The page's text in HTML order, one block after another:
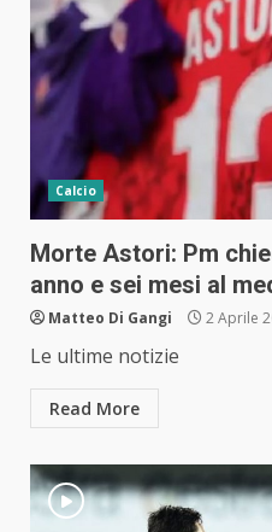
Calcio
Morte Astori: Pm
anno e sei mesi al
Matteo Di Gangi 2 Aprile
Le ultime notizie
Read More